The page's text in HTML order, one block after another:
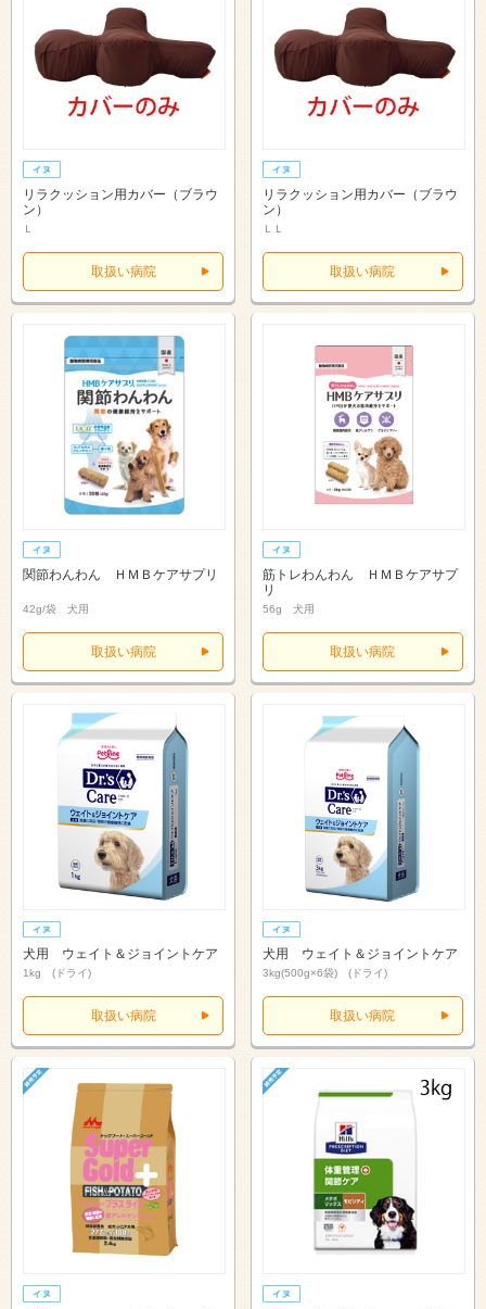
リラクッション用カバー（ブラウ
ン）
Ｌ
取扱い病院
リラクッション用カバー（ブラウ
ン）
ＬＬ
取扱い病院
関節わんわん ＨＭＢケアサプリ
42g/袋 犬用
取扱い病院
筋トレわんわん ＨＭＢケアサプ
リ
56g 犬用
取扱い病院
犬用 ウェイト＆ジョイントケア
1kg (ドライ)
取扱い病院
犬用 ウェイト＆ジョイントケア
3kg(500g×6袋) (ドライ)
取扱い病院